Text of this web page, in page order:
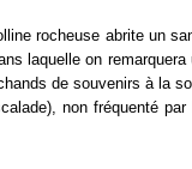
rocheuse abrite un
laquelle on
de souvenirs à la
non fréquenté